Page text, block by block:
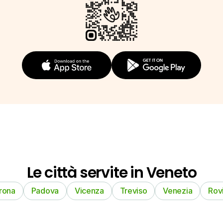
Le città servite in Veneto
Padova Vicenza Treviso Venezia